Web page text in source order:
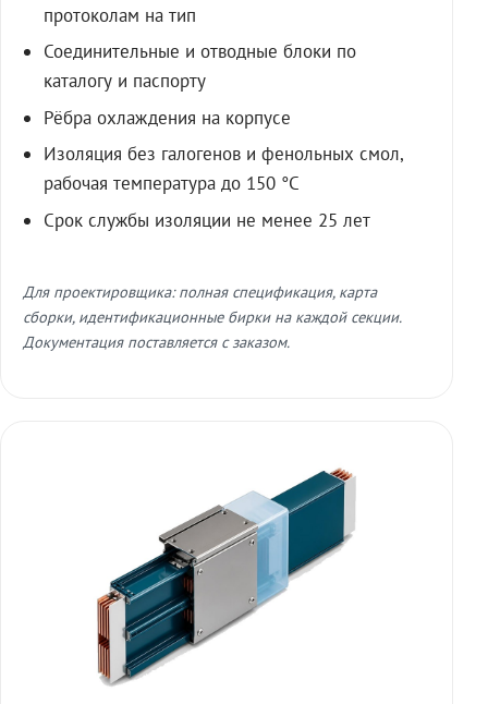
протоколам на тип
Соединительные и отводные блоки по
каталогу и паспорту
Рёбра охлаждения на корпусе
Изоляция без галогенов и фенольных смол,
рабочая температура до 150 °C
Срок службы изоляции не менее 25 лет
Для проектировщика: полная спецификация, карта
сборки, идентификационные бирки на каждой секции.
Документация поставляется с заказом.